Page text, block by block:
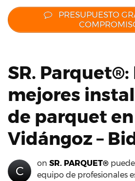
PRESUPUESTO
SR. Parquet®:
mejores
de parquet en
Vidángoz –
C
on SR. PARQUET®
equipo de profesionales